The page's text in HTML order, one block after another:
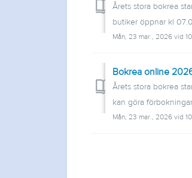
Årets stora bokrea
butiker öppnar kl
Mån, 23 mar., 2026 vid
Bokrea online
Årets stora bokrea
kan göra
Mån, 23 mar., 2026 vid